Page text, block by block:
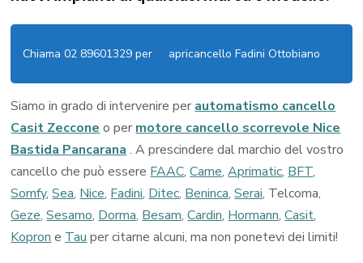
Chiama 02 89601329 per apricancello Fadini Ottobiano
Siamo in grado di intervenire perautomatismo cancello
Casit Zecconeo permotore cancello scorrevole Nice
Bastida Pancarana. A prescindere dal marchio del vostro
cancello che può essereFAAC,Came,Aprimatic,BFT,
Somfy,Sea,Nice,Fadini,Ditec,Beninca,Serai, Telcoma,
Geze,Sesamo,Dorma,Besam,Cardin,Hormann,Casit,
KoproneTauper citarne alcuni, ma non ponetevi dei limiti!